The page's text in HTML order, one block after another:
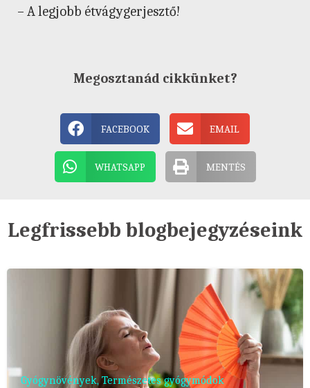
– A legjobb étvágygerjesztő!
Megosztanád cikkünket?
FACEBOOK EMAIL
WHATSAPP MENTÉS
Legfrissebb blogbejegyzéseink
Gyógynövények,Természetes gyógymódok